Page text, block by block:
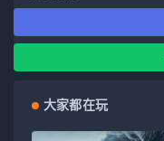
大家都在玩